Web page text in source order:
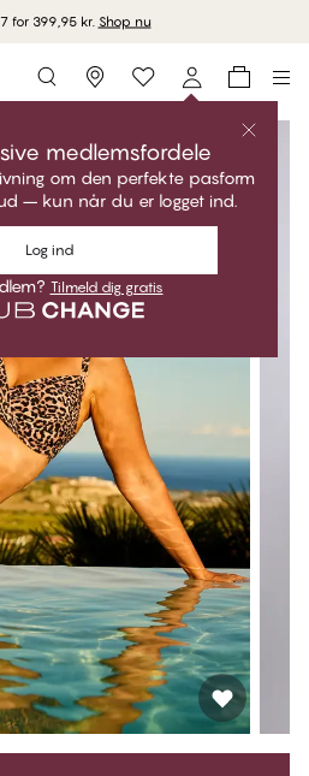
for 399,95 kr. Shop nu
Storefinder
medlemsfordele
om den perfekte pasform
– kun når du er logget ind.
Log ind
Tilmeld dig gratis